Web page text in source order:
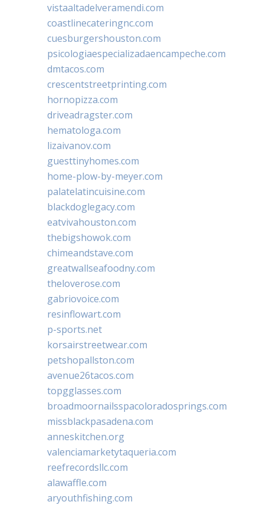
vistaaltadelveramendi.com
coastlinecateringnc.com
cuesburgershouston.com
psicologiaespecializadaencampeche.com
dmtacos.com
crescentstreetprinting.com
hornopizza.com
driveadragster.com
hematologa.com
lizaivanov.com
guesttinyhomes.com
home-plow-by-meyer.com
palatelatincuisine.com
blackdoglegacy.com
eatvivahouston.com
thebigshowok.com
chimeandstave.com
greatwallseafoodny.com
theloverose.com
gabriovoice.com
resinflowart.com
p-sports.net
korsairstreetwear.com
petshopallston.com
avenue26tacos.com
topgglasses.com
broadmoornailsspacoloradosprings.com
missblackpasadena.com
anneskitchen.org
valenciamarketytaqueria.com
reefrecordsllc.com
alawaffle.com
aryouthfishing.com